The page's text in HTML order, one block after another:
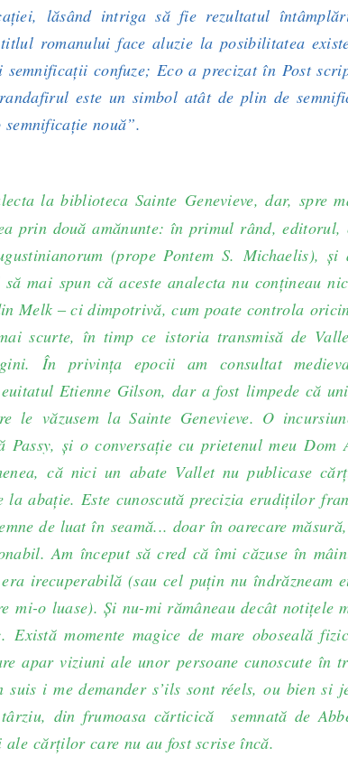
lăsând intriga să fie rezultatul
romanului face aluzie la posibilitatea
confuze; Eco a precizat în Post
este un simbol atât de plin de
nouă”.
la biblioteca Sainte Genevieve, dar, spre
prin două amănunte: în primul rând, editorul,
(prope Pontem S. Michaelis), şi
mai spun că aceste analecta nu conţineau
Melk ‒ ci dimpotrivă, cum poate controla
scurte, în timp ce istoria transmisă de
În privinţa epocii am consultat
Etienne Gilson, dar a fost limpede că
le văzusem la Sainte Genevieve. O
Passy, şi o conversaţie cu prietenul meu Dom
că nici un abate Vallet nu publicase
la abaţie. Este cunoscută precizia erudiţilor
de luat în seamă... doar în oarecare
Am început să cred că îmi căzuse în
irecuperabilă (sau cel puţin nu îndrăzneam
mi-o luase). Şi nu-mi rămâneau decât notiţele
Există momente magice de mare oboseală
apar viziuni ale unor persoane cunoscute în
suis i me demander s’ils sont réels, ou bien si
din frumoasa cărticică semnată de
cărţilor care nu au fost scrise încă.